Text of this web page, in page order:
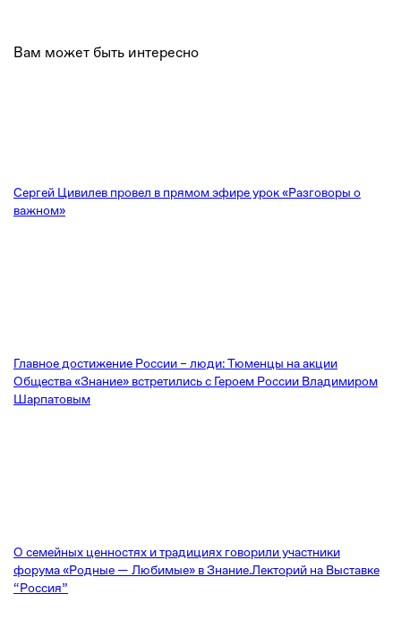
Вам может быть интересно
Сергей Цивилев провел в прямом эфире урок «Разговоры о
важном»
Главное достижение России – люди: Тюменцы на акции
Общества «Знание» встретились с Героем России Владимиром
Шарпатовым
О семейных ценностях и традициях говорили участники
форума «Родные — Любимые» в Знание.Лекторий на Выставке
“Россия”